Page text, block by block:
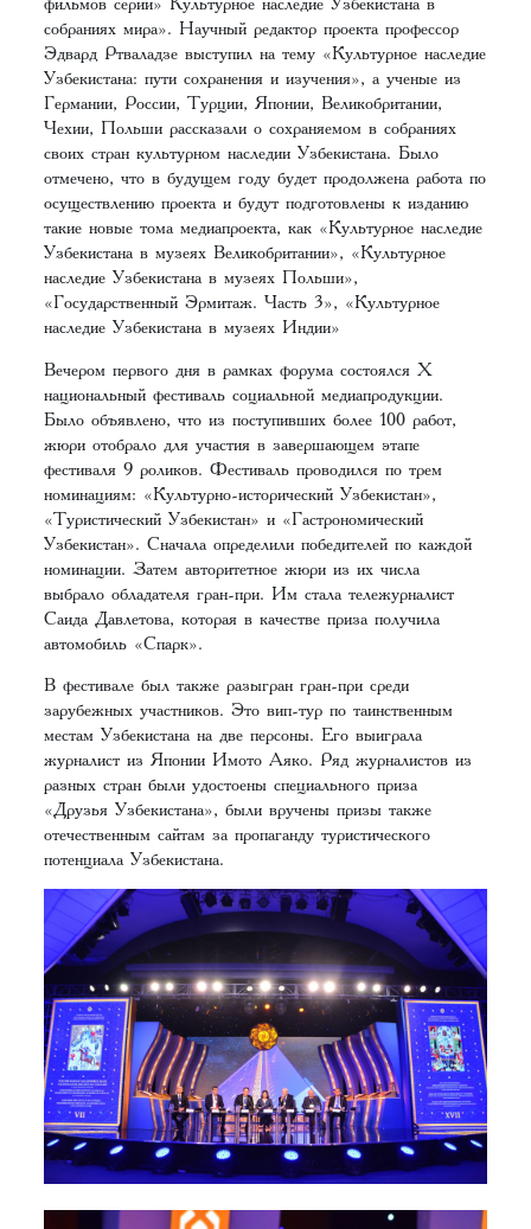
собраниях мира». Научный редактор проекта профессор
Эдвард Ртваладзе выступил на тему «Культурное наследие
Узбекистана: пути сохранения и изучения», а ученые из
Германии, России, Турции, Японии, Великобритании,
Чехии, Польши рассказали о сохраняемом в собраниях
своих стран культурном наследии Узбекистана. Было
отмечено, что в будущем году будет продолжена работа по
осуществлению проекта и будут подготовлены к изданию
такие новые тома медиапроекта, как «Культурное наследие
Узбекистана в музеях Великобритании», «Культурное
наследие Узбекистана в музеях Польши»,
«Государственный Эрмитаж. Часть 3», «Культурное
наследие Узбекистана в музеях Индии»
Вечером первого дня в рамках форума состоялся Х
национальный фестиваль социальной медиапродукции.
Было объявлено, что из поступивших более 100 работ,
жюри отобрало для участия в завершающем этапе
фестиваля 9 роликов. Фестиваль проводился по трем
номинациям: «Культурно-исторический Узбекистан»,
«Туристический Узбекистан» и «Гастрономический
Узбекистан». Сначала определили победителей по каждой
номинации. Затем авторитетное жюри из их числа
выбрало обладателя гран-при. Им стала тележурналист
Саида Давлетова, которая в качестве приза получила
автомобиль «Спарк».
В фестивале был также разыгран гран-при среди
зарубежных участников. Это вип-тур по таинственным
местам Узбекистана на две персоны. Его выиграла
журналист из Японии Имото Аяко. Ряд журналистов из
разных стран были удостоены специального приза
«Друзья Узбекистана», были вручены призы также
отечественным сайтам за пропаганду туристического
потенциала Узбекистана.